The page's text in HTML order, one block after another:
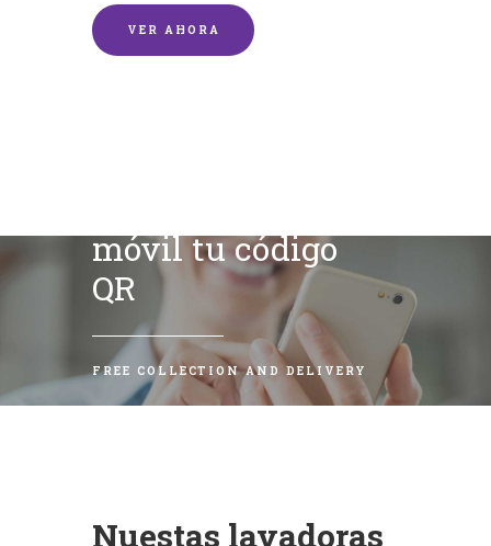
VER AHORA
móvil tu código
QR
FREE COLLECTION AND DELIVERY
Nuestas lavadoras